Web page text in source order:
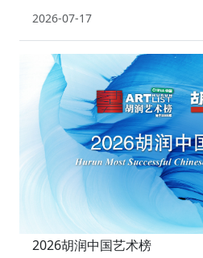
2026-07-17
2026胡润中国艺术榜